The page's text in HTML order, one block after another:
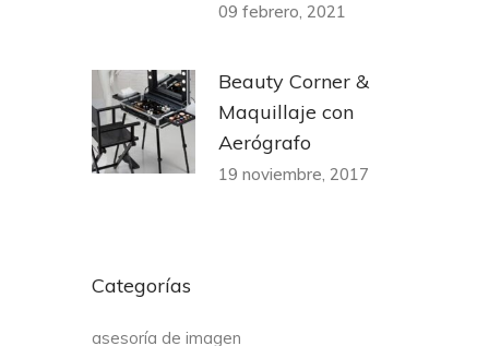
09 febrero, 2021
Beauty Corner &
Maquillaje con
Aerógrafo
19 noviembre, 2017
Categorías
asesoría de imagen